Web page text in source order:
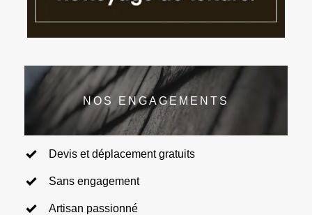
NOS ENGAGEMENTS
Devis et déplacement gratuits
Sans engagement
Artisan passionné